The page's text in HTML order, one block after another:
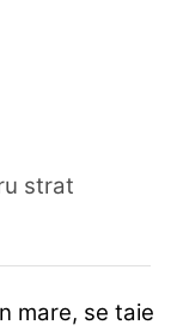
strat
mare, se taie